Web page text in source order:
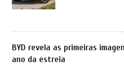
automático
do motor 1.0
concorrentes, a
concorrência
BYD revela as primeiras
ano da estreia